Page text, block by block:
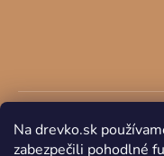
Na drevko.sk
zabezpečili pohodlné